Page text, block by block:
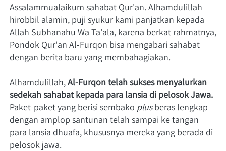
Assalammualaikum sahabat Qur'an. Alhamdulillah
hirobbil alamin, puji syukur kami panjatkan kepada
Allah Subhanahu Wa Ta'ala, karena berkat rahmatnya,
Pondok Qur'an Al-Furqon bisa mengabari sahabat
dengan berita baru yang membahagiakan.
Alhamdulillah, Al-Furqon telah sukses menyalurkan
sedekah sahabat kepada para lansia di pelosok Jawa.
Paket-paket yang berisi sembako plus beras lengkap
dengan amplop santunan telah sampai ke tangan
para lansia dhuafa, khususnya mereka yang berada di
pelosok jawa.